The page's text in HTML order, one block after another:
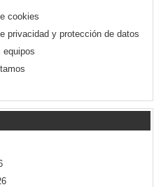
cookies
privacidad y protección de datos
equipos